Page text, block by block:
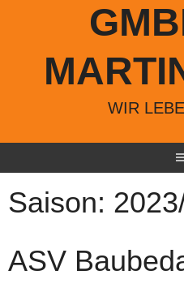
WIR
Saison:
ASV